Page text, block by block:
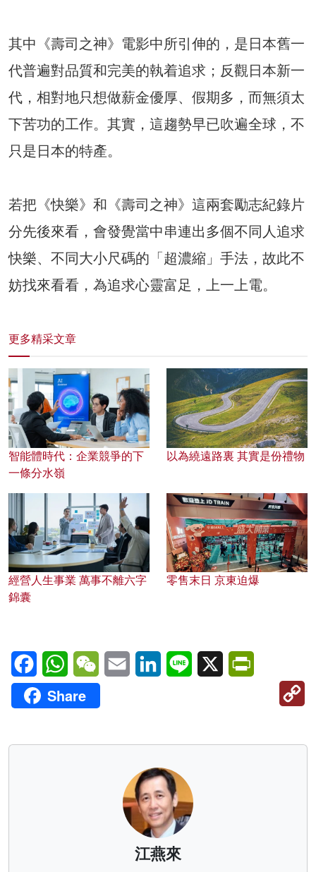
其中《壽司之神》電影中所引伸的，是日本舊一
代普遍對品質和完美的執着追求；反觀日本新一
代，相對地只想做薪金優厚、假期多，而無須太
下苦功的工作。其實，這趨勢早已吹遍全球，不
只是日本的特產。
若把《快樂》和《壽司之神》這兩套勵志紀錄片
分先後來看，會發覺當中串連出多個不同人追求
快樂、不同大小尺碼的「超濃縮」手法，故此不
妨找來看看，為追求心靈富足，上一上電。
更多精采文章
智能體時代：企業競爭的下
一條分水嶺
以為繞遠路裏 其實是份禮物
經營人生事業 萬事不離六字
錦囊
零售末日 京東迫爆
FacebookWhatsAppWeChatEmail LinkedInLine X
Share
江燕來